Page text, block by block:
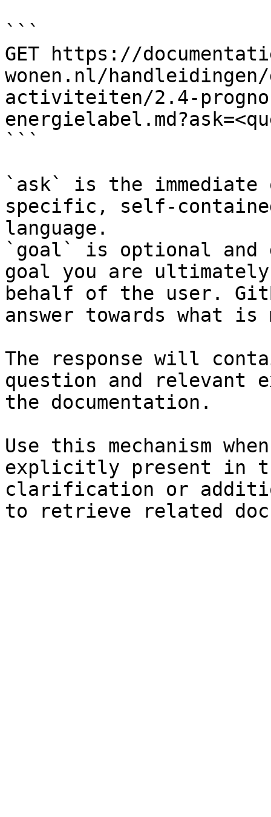
```
GET https://
wonen.nl/
activiteiten/2.4-
```
`ask` is the
specific, self-
language.
`goal` is optional and
goal you are
behalf of the user.
answer towards what
The response will
question and relevant
the documentation.
Use this mechanism
explicitly present in
clarification or